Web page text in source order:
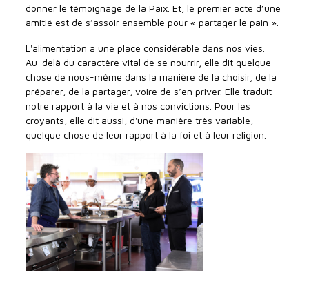
donner le témoignage de la Paix. Et, le premier acte d’une
amitié est de s’assoir ensemble pour « partager le pain ».
L'alimentation a une place considérable dans nos vies.
Au-delà du caractère vital de se nourrir, elle dit quelque
chose de nous-même dans la manière de la choisir, de la
préparer, de la partager, voire de s’en priver. Elle traduit
notre rapport à la vie et à nos convictions. Pour les
croyants, elle dit aussi, d'une manière très variable,
quelque chose de leur rapport à la foi et à leur religion.